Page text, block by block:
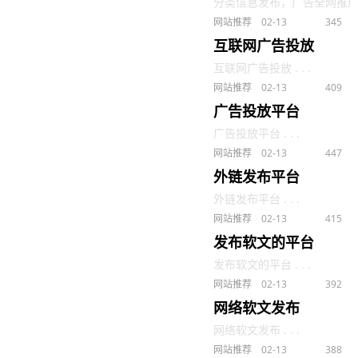
网站推荐 02-13 345
互联网广告投放
互联网广告投放 . . .
网站推荐 02-13 409
广告投放平台
广告投放平台 . . .
网站推荐 02-13 447
外链发布平台
外链发布平台 . . .
网站推荐 02-13 415
发布软文的平台
发布软文的平台 . . .
网站推荐 02-13 392
网络软文发布
网络软文发布 . . .
网站推荐 02-13 388